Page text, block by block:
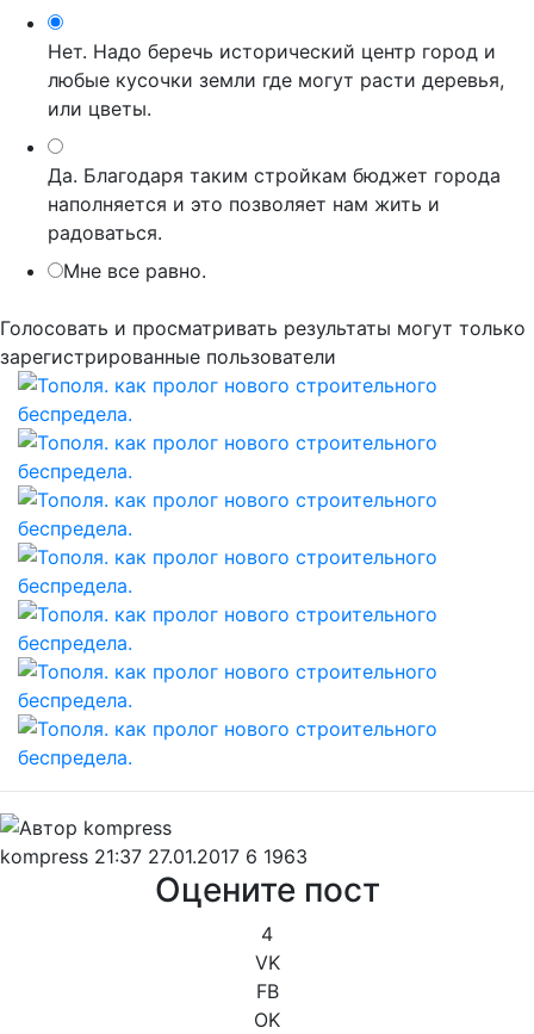
Нет. Надо беречь исторический центр город и
любые кусочки земли где могут расти деревья,
или цветы.
Да. Благодаря таким стройкам бюджет города
наполняется и это позволяет нам жить и
радоваться.
Мне все равно.
Голосовать и просматривать результаты могут только
зарегистрированные пользователи
kompress 21:37 27.01.2017 6 1963
Оцените пост
4
VK
FB
OK